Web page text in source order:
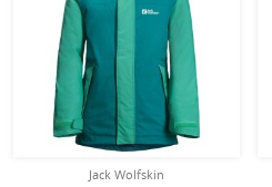
Jack Wolfskin